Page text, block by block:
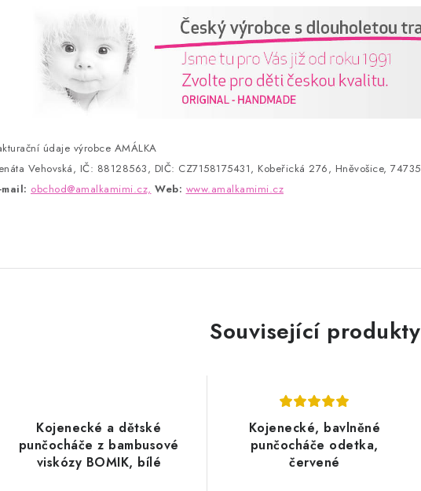
údaje výrobce AMÁLKA
Vehovská, IČ: 88128563, DIČ: CZ7158175431, Kobeřická 276, Hněvošice, 74735
obchod@amalkamimi.cz, Web: www.amalkamimi.cz
Související produkty
Kojenecké a dětské
punčocháče z bambusové
viskózy BOMIK, bílé
Kojenecké, bavlněné
punčocháče odetka,
červené